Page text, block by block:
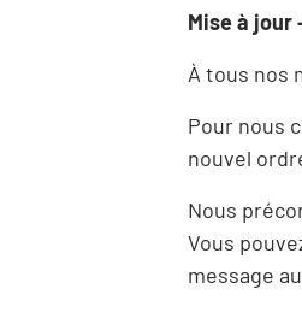
Mise à jour
À tous nos
Pour nous
nouvel
Nous
Vous
message